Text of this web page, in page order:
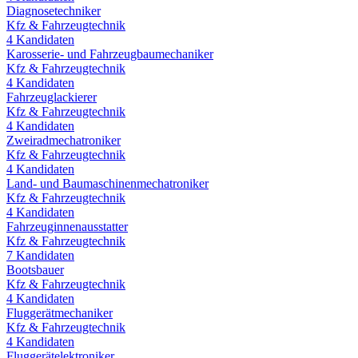
Diagnosetechniker
Kfz & Fahrzeugtechnik
4 Kandidaten
Karosserie- und Fahrzeugbaumechaniker
Kfz & Fahrzeugtechnik
4 Kandidaten
Fahrzeuglackierer
Kfz & Fahrzeugtechnik
4 Kandidaten
Zweiradmechatroniker
Kfz & Fahrzeugtechnik
4 Kandidaten
Land- und Baumaschinenmechatroniker
Kfz & Fahrzeugtechnik
4 Kandidaten
Fahrzeuginnenausstatter
Kfz & Fahrzeugtechnik
7 Kandidaten
Bootsbauer
Kfz & Fahrzeugtechnik
4 Kandidaten
Fluggerätmechaniker
Kfz & Fahrzeugtechnik
4 Kandidaten